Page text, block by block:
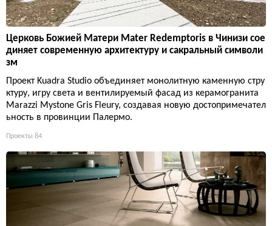
Церковь Божией Матери Mater Redemptoris в Чинизи сое
диняет современную архитектуру и сакральный символи
зм
Проект Kuadra Studio объединяет монолитную каменную стру
ктуру, игру света и вентилируемый фасад из керамогранита
Marazzi Mystone Gris Fleury, создавая новую достопримечател
ьность в провинции Палермо.
Проекты 84